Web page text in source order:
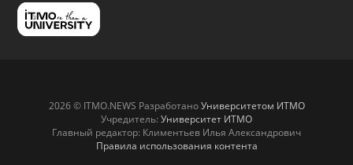
2026 © ITMO.NEWS РазработаноУниверситетом ИТМО
Учредитель: Университет ИТМО
Главный редактор: Климентьев Илья Александрович
Правила использования контента